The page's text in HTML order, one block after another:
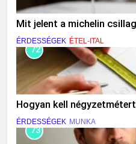
Mit jelent a michelin
ÉRDESSÉGEK ÉTEL-ITAL
72
Hogyan kell
ÉRDESSÉGEK MUNKA
73